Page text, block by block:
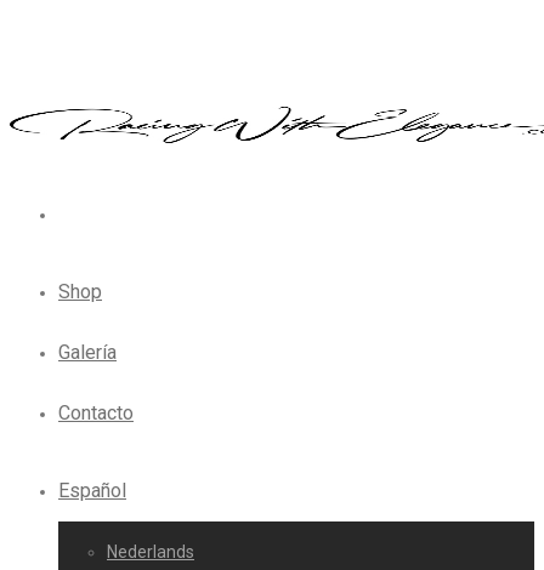
Shop
Galería
Contacto
Español
Nederlands